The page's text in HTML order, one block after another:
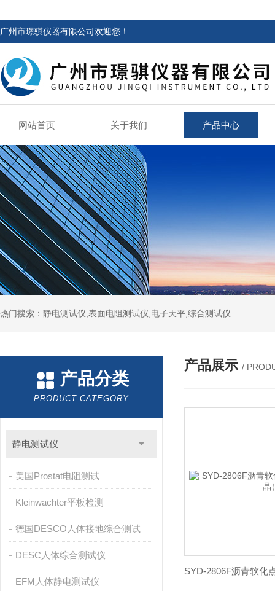
广州市璟骐仪器有限公司欢迎您！
网站首页 关于我们 产品中心
热门搜索：静电测试仪,表面电阻测试仪,电子天平,综合测试仪
产品分类
PRODUCT CATEGORY
静电测试仪
美国Prostat电阻测试
Kleinwachter平板检测
德国DESCO人体接地综合测试
DESC人体综合测试仪
EFM人体静电测试仪
产品展示 /